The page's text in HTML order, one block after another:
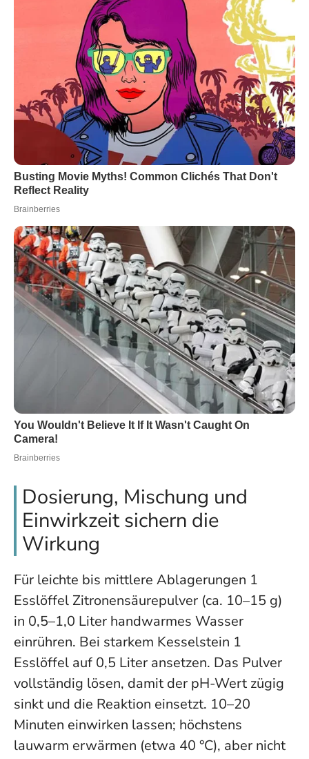
Dosierung, Mischung und
Einwirkzeit sichern die
Wirkung
Für leichte bis mittlere Ablagerungen 1
Esslöffel Zitronensäurepulver (ca. 10–15 g)
in 0,5–1,0 Liter handwarmes Wasser
einrühren. Bei starkem Kesselstein 1
Esslöffel auf 0,5 Liter ansetzen. Das Pulver
vollständig lösen, damit der pH-Wert zügig
sinkt und die Reaktion einsetzt. 10–20
Minuten einwirken lassen; höchstens
lauwarm erwärmen (etwa 40 °C), aber nicht